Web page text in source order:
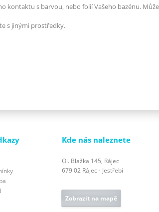
kontaktu s barvou, nebo folií Vašeho bazénu.
s jinými prostředky.
Kde nás naleznete
Ol. Blažka 145, Rájec
679 02 Rájec - Jestřebí
Zobrazit na mapě